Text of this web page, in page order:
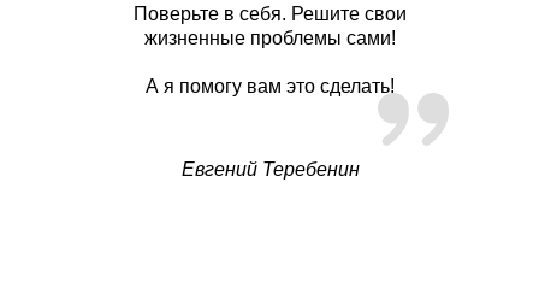
Поверьте в себя. Решите свои
жизненные проблемы сами!
А я помогу вам это сделать!
Евгений Теребенин